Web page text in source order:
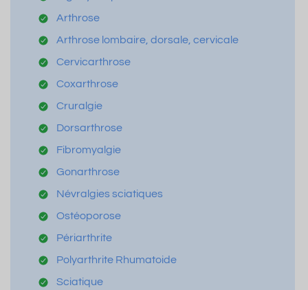
Arthrose
Arthrose lombaire, dorsale, cervicale
Cervicarthrose
Coxarthrose
Cruralgie
Dorsarthrose
Fibromyalgie
Gonarthrose
Névralgies sciatiques
Ostéoporose
Périarthrite
Polyarthrite Rhumatoide
Sciatique